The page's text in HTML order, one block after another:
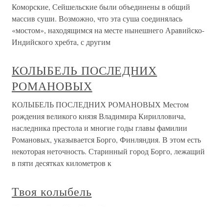
Коморские, Сейшельские были объединены в общий
массив суши. Возможно, что эта суша соединялась
«мостом», находящимся на месте нынешнего Аравийско-
Индийского хребта, с другим
КОЛЫБЕЛЬ ПОСЛЕДНИХ
РОМАНОВЫХ
КОЛЫБЕЛЬ ПОСЛЕДНИХ РОМАНОВЫХ Местом
рождения великого князя Владимира Кирилловича,
наследника престола и многие годы главы фамилии
Романовых, указывается Борго, Финляндия. В этом есть
некоторая неточность. Старинный город Борго, лежащий
в пяти десятках километров к
Твоя колыбель